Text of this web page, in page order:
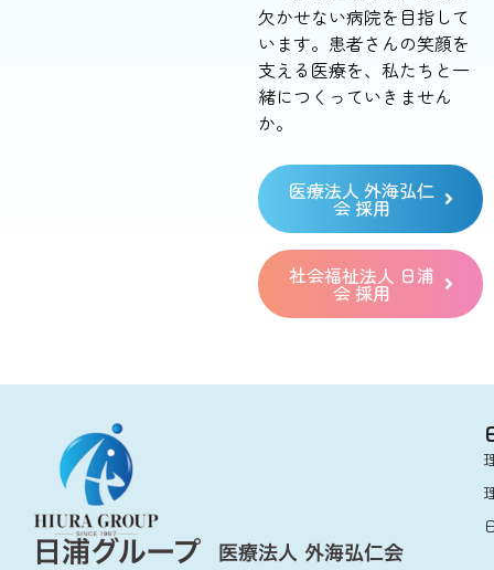
欠かせない病院を目指して
います。患者さんの笑顔を
支える医療を、私たちと一
緒につくっていきません
か。
医療法人 外海弘仁
会 採用
社会福祉法人 日浦
会 採用